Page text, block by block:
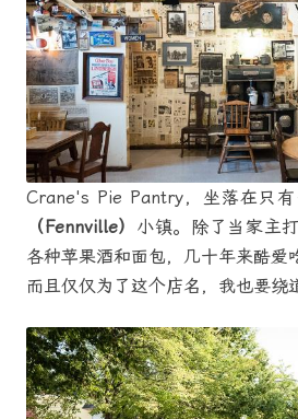
Crane's Pie Pantry，坐落在只
（Fennville） 小镇。除了当家主
各种苹果酒和面包，几十年来酷爱
而且仅仅为了这个店名，我也要绕